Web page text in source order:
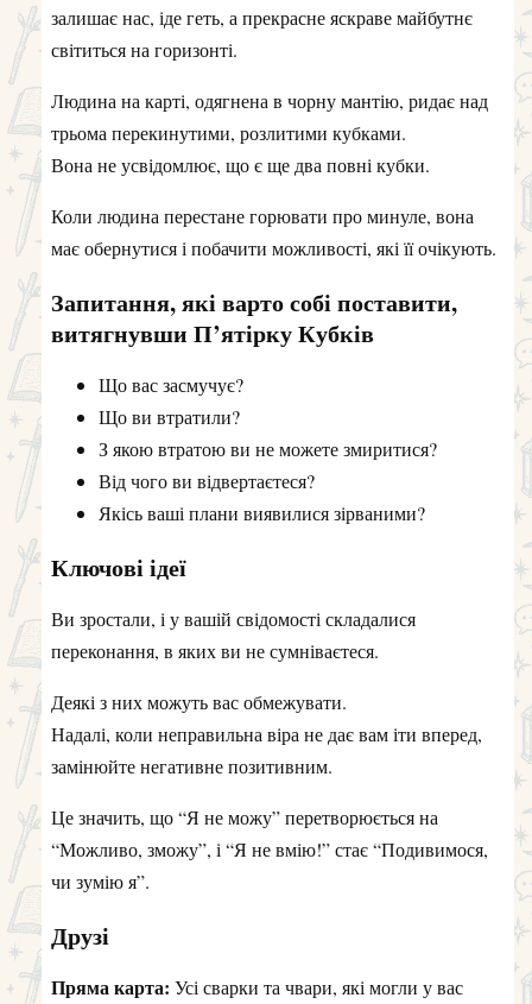
залишає нас, іде геть, а прекрасне яскраве майбутнє
світиться на горизонті.
Людина на карті, одягнена в чорну мантію, ридає над
трьома перекинутими, розлитими кубками.
Вона не усвідомлює, що є ще два повні кубки.
Коли людина перестане горювати про минуле, вона
має обернутися і побачити можливості, які її очікують.
Запитання, які варто собі поставити,
витягнувши П’ятірку Кубків
Що вас засмучує?
Що ви втратили?
З якою втратою ви не можете змиритися?
Від чого ви відвертаєтеся?
Якісь ваші плани виявилися зірваними?
Ключові ідеї
Ви зростали, і у вашій свідомості складалися
переконання, в яких ви не сумніваєтеся.
Деякі з них можуть вас обмежувати.
Надалі, коли неправильна віра не дає вам іти вперед,
замінюйте негативне позитивним.
Це значить, що “Я не можу” перетворюється на
“Можливо, зможу”, і “Я не вмію!” стає “Подивимося,
чи зумію я”.
Друзі
Пряма карта: Усі сварки та чвари, які могли у вас